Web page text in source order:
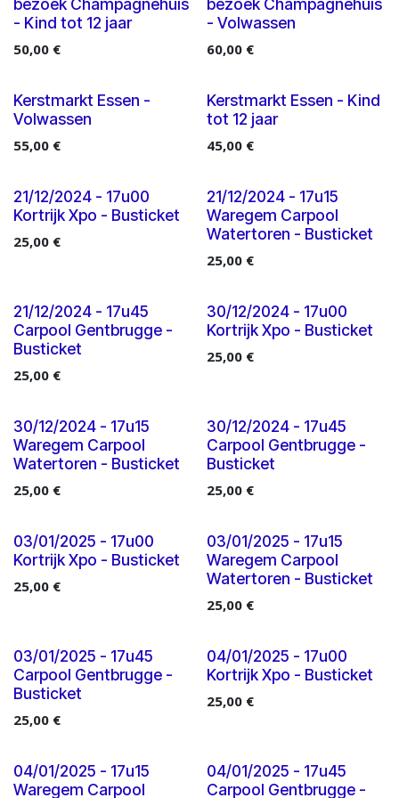
bezoek Champagnehuis
- Kind tot 12 jaar
50,00 €
bezoek Champagnehuis
- Volwassen
60,00€
Uitverkocht
Kerstmarkt Essen -
Volwassen
55,00 €
Uitverkocht
Kerstmarkt Essen - Kind
tot 12 jaar
45,00€
21/12/2024 - 17u00
Kortrijk Xpo - Busticket
25,00 €
21/12/2024 - 17u15
Waregem Carpool
Watertoren - Busticket
25,00€
21/12/2024 - 17u45
Carpool Gentbrugge -
Busticket
25,00 €
30/12/2024 - 17u00
Kortrijk Xpo - Busticket
25,00€
30/12/2024 - 17u15
Waregem Carpool
Watertoren - Busticket
25,00 €
30/12/2024 - 17u45
Carpool Gentbrugge -
Busticket
25,00€
03/01/2025 - 17u00
Kortrijk Xpo - Busticket
25,00 €
03/01/2025 - 17u15
Waregem Carpool
Watertoren - Busticket
25,00€
03/01/2025 - 17u45
Carpool Gentbrugge -
Busticket
25,00 €
04/01/2025 - 17u00
Kortrijk Xpo - Busticket
25,00€
04/01/2025 - 17u15
Waregem Carpool
04/01/2025 - 17u45
Carpool Gentbrugge -